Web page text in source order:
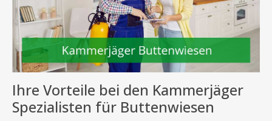
Ihre Vorteile bei den Kammerjäger
Spezialisten für Buttenwiesen